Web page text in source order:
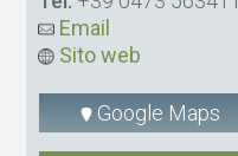
Email
Sito web
Google Maps